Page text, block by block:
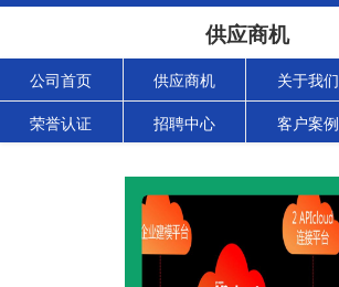
供应商机
公司首页 供应商机 关于我们
荣誉认证 招聘中心 客户案例